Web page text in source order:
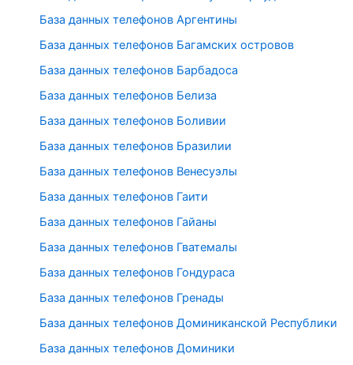
База данных телефонов Аргентины
База данных телефонов Багамских островов
База данных телефонов Барбадоса
База данных телефонов Белиза
База данных телефонов Боливии
База данных телефонов Бразилии
База данных телефонов Венесуэлы
База данных телефонов Гаити
База данных телефонов Гайаны
База данных телефонов Гватемалы
База данных телефонов Гондураса
База данных телефонов Гренады
База данных телефонов Доминиканской Республики
База данных телефонов Доминики